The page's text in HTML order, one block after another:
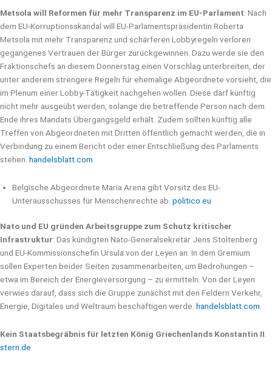
Metsola will Reformen für mehr Transparenz im EU-Parlament: Nach
dem EU-Korruptionsskandal will EU-Parlamentspräsidentin Roberta
Metsola mit mehr Transparenz und schärferen Lobbyregeln verloren
gegangenes Vertrauen der Bürger zurückgewinnen. Dazu werde sie den
Fraktionschefs an diesem Donnerstag einen Vorschlag unterbreiten, der
unter anderem strengere Regeln für ehemalige Abgeordnete vorsieht, die
im Plenum einer Lobby-Tätigkeit nachgehen wollen. Diese darf künftig
nicht mehr ausgeübt werden, solange die betreffende Person nach dem
Ende ihres Mandats Übergangsgeld erhält. Zudem sollten künftig alle
Treffen von Abgeordneten mit Dritten öffentlich gemacht werden, die in
Verbindung zu einem Bericht oder einer Entschließung des Parlaments
stehen. handelsblatt.com
Belgische Abgeordnete Maria Arena gibt Vorsitz des EU-
Unterausschusses für Menschenrechte ab. politico.eu
Nato und EU gründen Arbeitsgruppe zum Schutz kritischer
Infrastruktur: Das kündigten Nato-Generalsekretär Jens Stoltenberg
und EU-Kommissionschefin Ursula von der Leyen an. In dem Gremium
sollen Experten beider Seiten zusammenarbeiten, um Bedrohungen –
etwa im Bereich der Energieversorgung – zu ermitteln. Von der Leyen
verwies darauf, dass sich die Gruppe zunächst mit den Feldern Verkehr,
Energie, Digitales und Weltraum beschäftigen werde. handelsblatt.com
Kein Staatsbegräbnis für letzten König Griechenlands Konstantin II
stern.de